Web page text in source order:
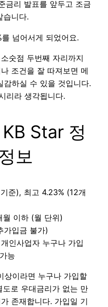
금리 발표를 앞두고 조금
습니다.
넘어서게 되었어요.
숫점 두번째 자리까지
조건을 잘 따져보면 메
감하실 수 있을 것입니다.
리라 생각됩니다.
Star 정
보
준), 최고 4.23% (12개
월 이하 (월 단위)
가입금 불가)
인사업자 누구나 가입
능
상이라면 누구나 가입할
로 우대금리가 없는 만
존재합니다. 가입일 기